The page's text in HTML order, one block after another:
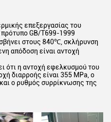
επεξεργασίας του
GB/T699-1999
στους 840℃, σκλήρυνση
απόδοση είναι αντοχή
ότι η αντοχή εφελκυσμού του
διαρροής είναι 355 MPa, ο
ο ρυθμός συρρίκνωσης της